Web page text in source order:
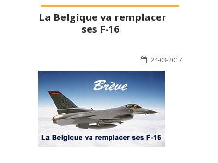
La Belgique va remplacer
ses F-16
24-03-2017